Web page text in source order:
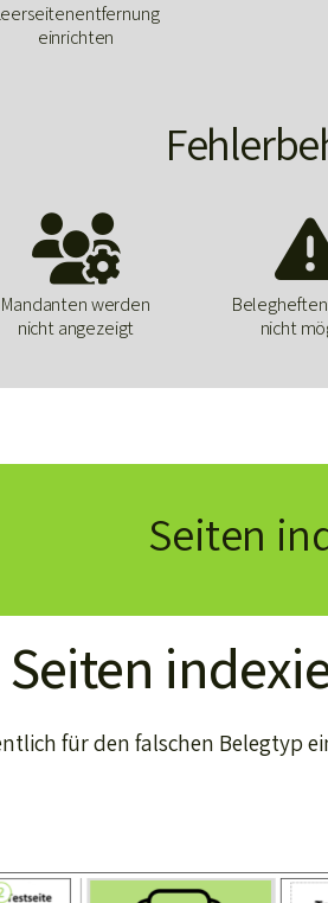
einrichten

Mandanten werden
nicht angezeigt
nicht
Seiten
für den falschen Belegtyp